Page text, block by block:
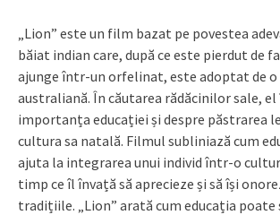
„Lion” este un film bazat pe povestea
băiat indian care, după ce este pierdut de
ajunge într-un orfelinat, este adoptat de
australiană. În căutarea rădăcinilor sale, el
importanța educației și despre păstrarea
cultura sa natală. Filmul subliniază cum
ajuta la integrarea unui individ într-o
timp ce îl învață să aprecieze și să își
tradițiile. „Lion” arată cum educația poate